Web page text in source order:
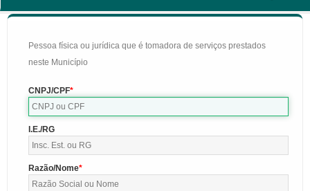
Pessoa física ou jurídica que é tomadora de serviços prestados
neste Município
CNPJ/CPF
I.E./RG
Razão/Nome